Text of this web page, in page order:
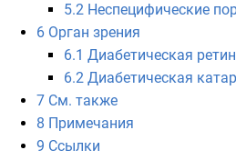
5.2 Неспецифические
6 Орган зрения
6.1 Диабетическая
6.2 Диабетическая
7 См. также
8 Примечания
9 Ссылки